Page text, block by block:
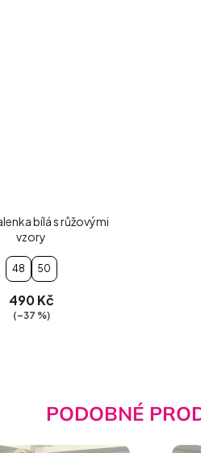
bílá s růžovými
vzory
48 50
490 Kč
(–37 %)
PODOBNÉ